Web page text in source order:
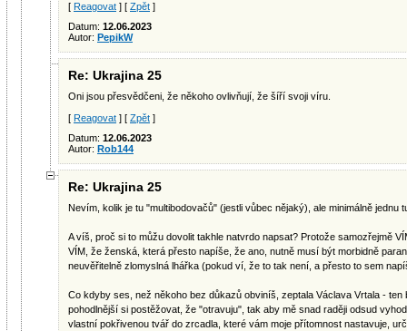
[ Reagovat ] [ Zpět ]
Datum: 12.06.2023
Autor: PepikW
Re: Ukrajina 25
Oni jsou přesvědčeni, že někoho ovlivňují, že šíří svoji víru.
[ Reagovat ] [ Zpět ]
Datum: 12.06.2023
Autor: Rob144
Re: Ukrajina 25
Nevím, kolik je tu "multibodovačů" (jestli vůbec nějaký), ale minimálně jednu
A víš, proč si to můžu dovolit takhle natvrdo napsat? Protože samozřejmě
VÍM, že ženská, která přesto napíše, že ano, nutně musí být morbidně
neuvěřitelně zlomyslná lhářka (pokud ví, že to tak není, a přesto to sem
Co kdyby ses, než někoho bez důkazů obviníš, zeptala Václava Vrtala - ten
pohodlnější si postěžovat, že "otravuju", tak aby mě snad raději odsud
vlastní pokřivenou tvář do zrcadla, které vám moje přítomnost nastavuje,